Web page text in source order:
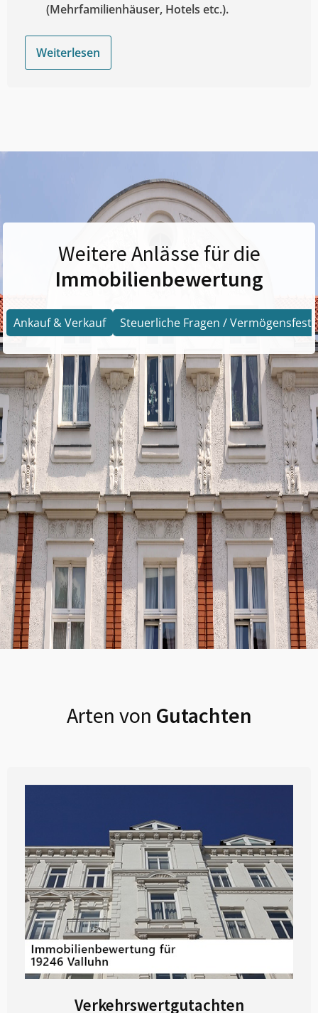
(Mehrfamilienhäuser, Hotels etc.).
Weiterlesen
Weitere Anlässe für die
Immobilienbewertung
Ankauf & Verkauf Steuerliche Fragen /
Arten von Gutachten
Verkehrswertgutachten